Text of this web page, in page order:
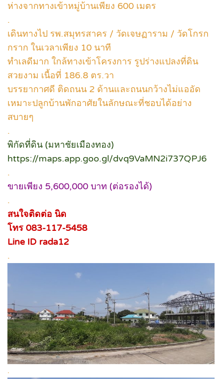
ห่างจากทางเข้าหมู่บ้านเพียง 600 เมตร
.
เดินทางไป รพ.สมุทรสาคร / วัดเจษฏาราม / วัดโกรก
กราก ในเวลาเพียง 10 นาที
ทำเลดีมาก ใกล้ทางเข้าโครงการ รูปร่างแปลงที่ดิน
สวยงาม เนื้อที่ 186.8 ตร.วา
บรรยากาศดี ติดถนน 2 ด้านและถนนกว้างไม่แออัด
เหมาะปลูกบ้านพักอาศัยในลักษณะที่ชอบได้อย่าง
สบายๆ
.
พิกัดที่ดิน (มหาชัยเมืองทอง)
https://maps.app.goo.gl/dvq9VaMN2i737QPJ6
.
ขายเพียง 5,600,000 บาท (ต่อรองได้)
.
สนใจติดต่อ นิด
โทร 083-117-5458
Line ID rada12
.
.